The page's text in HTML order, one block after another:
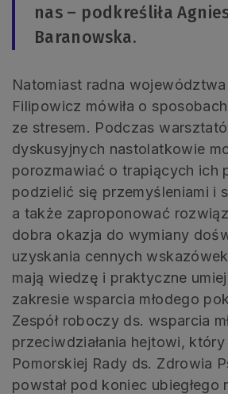
nas – podkreśliła
Baranowska.
Natomiast radna województwa
Filipowicz mówiła o
ze stresem. Podczas
dyskusyjnych nastolatkowie
porozmawiać o trapiących ich
podzielić się przemyśleniami i
a także zaproponować
dobra okazja do wymiany
uzyskania cennych
mają wiedzę i praktyczne
zakresie wsparcia młodego
Zespół roboczy ds. wsparcia
przeciwdziałania hejtowi,
Pomorskiej Rady ds. Zdrowia
powstał pod koniec ubiegłego